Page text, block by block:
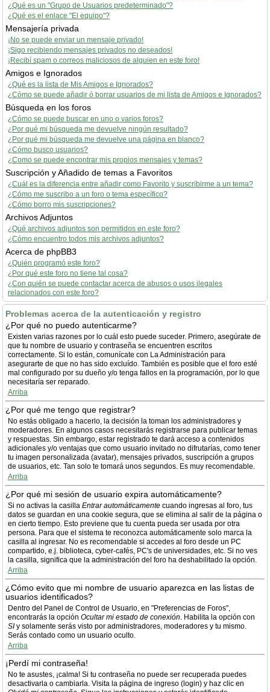
¿Qué es un "Grupo de Usuarios predeterminado"?
¿Qué es el enlace "El equipo"?
Mensajería privada
¡No se puede enviar un mensaje privado!
¡Sigo recibiendo mensajes privados no deseados!
¡Recibí spam o correos maliciosos de alguien en este foro!
Amigos e Ignorados
¿Qué es la lista de Mis Amigos e Ignorados?
¿Cómo se puede añadir ó borrar usuarios de mi lista de Amigos e Ignorados?
Búsqueda en los foros
¿Cómo se puede buscar en uno o varios foros?
¿Por qué mi búsqueda me devuelve ningún resultado?
¿Por qué mi búsqueda me devuelve una página en blanco?
¿Cómo busco usuarios?
¿Como se puede encontrar mis propios mensajes y temas?
Suscripción y Añadido de temas a Favoritos
¿Cuál es la diferencia entre añadir como Favorito y suscribirme a un tema?
¿Cómo me suscribo a un foro o tema específico?
¿Cómo borro mis suscripciones?
Archivos Adjuntos
¿Qué archivos adjuntos son permitidos en este foro?
¿Cómo encuentro todos mis archivos adjuntos?
Acerca de phpBB3
¿Quién programó este foro?
¿Por qué este foro no tiene tal cosa?
¿Con quién se puede contactar acerca de abusos o usos ilegales
relacionados con este foro?
Problemas acerca de la autenticación y registro
¿Por qué no puedo autenticarme?
Existen varias razones por lo cuál esto puede suceder. Primero, asegúrate de
que tu nombre de usuario y contraseña se encuentren escritos
correctamente. Si lo están, comunícate con La Administración para
asegurarte de que no has sido excluído. También es posible que el foro esté
mal configurado por su dueño y/o tenga fallos en la programación, por lo que
necesitaría ser reparado.
Arriba
¿Por qué me tengo que registrar?
No estás obligado a hacerlo, la decisión la toman los administradores y
moderadores. En algunos casos necesitarás registrarse para publicar temas
y respuestas. Sin embargo, estar registrado te dará acceso a contenidos
adicionales y/o ventajas que como usuario invitado no difrutarías, como tener
tu imagen personalizada (avatar), mensajes privados, suscripción a grupos
de usuarios, etc. Tan solo te tomará unos segundos. Es muy recomendable.
Arriba
¿Por qué mi sesión de usuario expira automáticamente?
Si no activas la casilla Entrar automáticamente cuando ingresas al foro, tus
datos se guardan en una cookie segura, que se elimina al salir de la página o
en cierto tiempo. Esto previene que tu cuenta pueda ser usada por otra
persona. Para que el sistema te reconozca automáticamente solo marca la
casilla al ingresar. No es recomendable si accedes al foro desde un PC
compartido, e.j. biblioteca, cyber-cafés, PC's de universidades, etc. Si no ves
la casilla, significa que la administración del foro ha deshabilitado la opción.
Arriba
¿Cómo evito que mi nombre de usuario aparezca en las listas de
usuarios identificados?
Dentro del Panel de Control de Usuario, en "Preferencias de Foros",
encontrarás la opción Ocultar mi estado de conexión. Habilita la opción con
SIy solamente serás visto por administradores, moderadores y tu mismo.
Serás contado como un usuario oculto.
Arriba
¡Perdí mi contraseña!
No te asustes, ¡calma! Si tu contraseña no puede ser recuperada puedes
desactivarla o cambiarla. Visita la página de ingreso (login) y haz clic en